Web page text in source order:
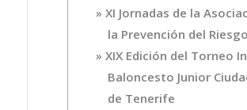
XI Jornadas de la
la Prevención del
XIX Edición del Torneo
Baloncesto Junior
de Tenerife